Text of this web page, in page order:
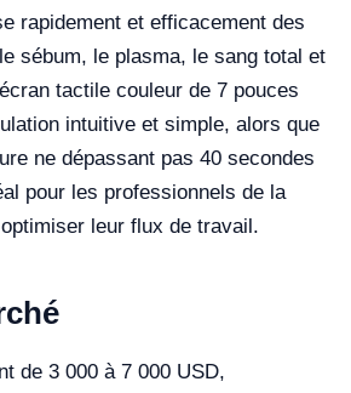
rapidement et efficacement des
sébum, le plasma, le sang total et
tactile couleur de 7 pouces
intuitive et simple, alors que
ne dépassant pas 40 secondes
pour les professionnels de la
leur flux de travail.
de 3 000 à 7 000 USD,